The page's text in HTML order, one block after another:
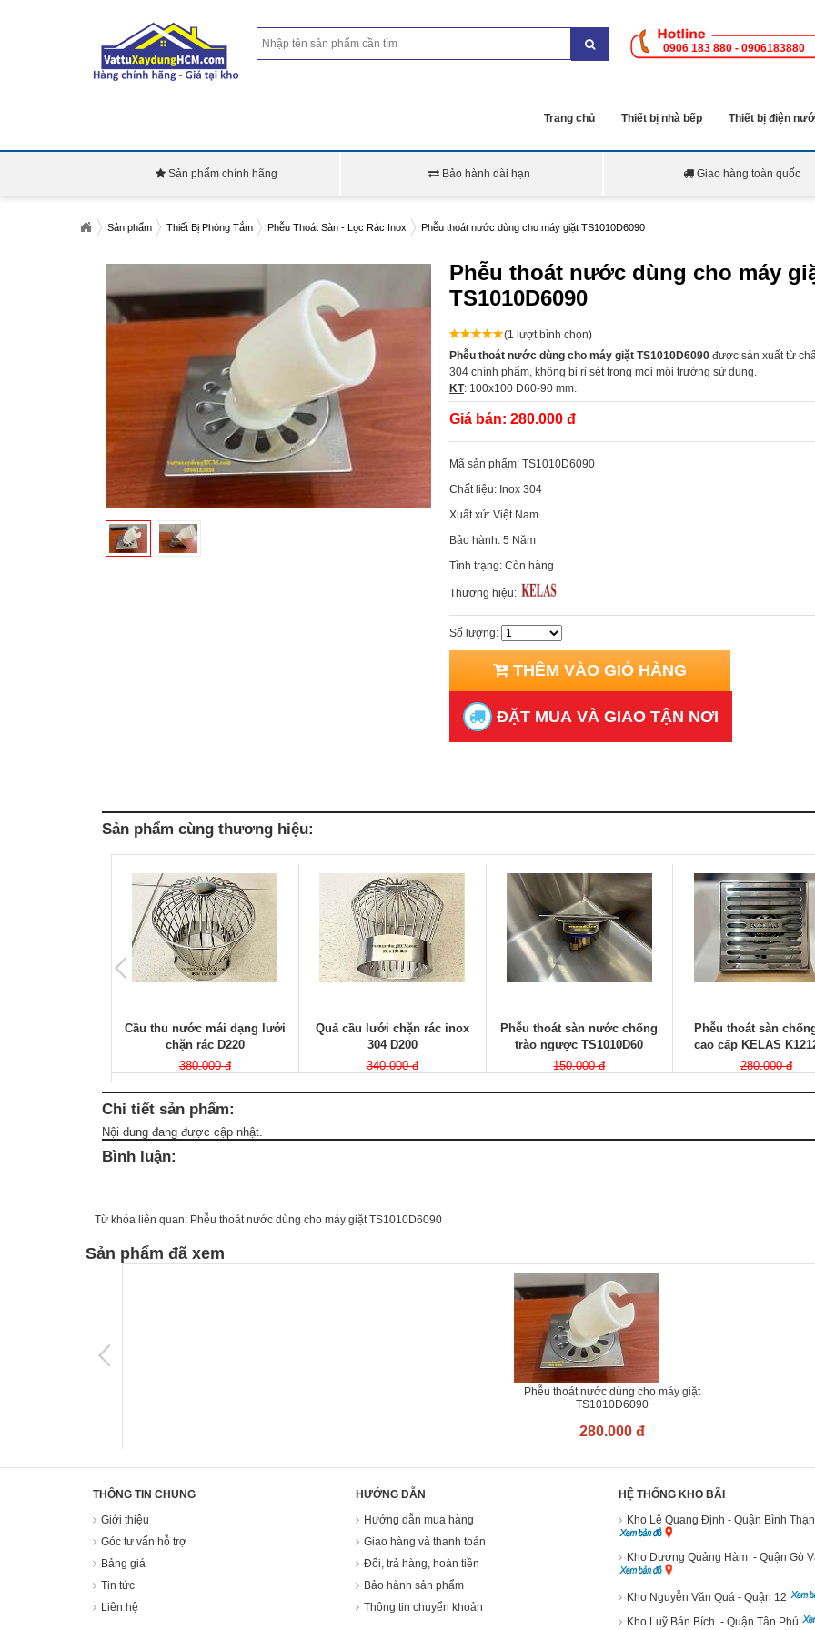
0906 183 880 - 0906183880
Trang chủ Thiết bị nhà bếp Thiết bị điện
Sản phẩm chính hãng Bảo hành dài hạn Giao hàng toàn quốc
Sản phẩm Thiết Bị Phòng Tắm Phễu Thoát Sàn - Lọc Rác Inox Phễu thoát nước dùng cho máy giặt TS1010D6090
Phễu thoát nước dùng cho máy
TS1010D6090
(1 lượt bình chọn)
Phễu thoát nước dùng cho máy giặt TS1010D6090 được sản xuất từ
304 chính phẩm, không bị rỉ sét trong mọi môi trường sử dụng.
KT: 100x100 D60-90 mm.
Giá bán: 280.000 đ
Mã sản phẩm: TS1010D6090
Chất liệu: Inox 304
Xuất xứ: Việt Nam
Bảo hành: 5 Năm
Tình trạng: Còn hàng
Thương hiệu:
Số lượng:
THÊM VÀO GIỎ HÀNG
ĐẶT MUA VÀ GIAO TẬN NƠI
Sản phẩm cùng thương hiệu:
Cầu thu nước mái dạng lưới
chặn rác D220
380.000 đ
Quả cầu lưới chặn rác inox
304 D200
340.000 đ
Phễu thoát sàn nước chống
trào ngược TS1010D60
150.000 đ
Phễu thoát sàn
cao cấp KELAS
280.000 đ
Chi tiết sản phẩm:
Nội dung đang được cập nhật.
Bình luận:
Từ khóa liên quan: Phễu thoát nước dùng cho máy giặt TS1010D6090
Sản phẩm đã xem
Phễu thoát nước dùng cho máy giặt
TS1010D6090
280.000 đ
THÔNG TIN CHUNG
Giới thiệu
Góc tư vấn hỗ trợ
Bảng giá
Tin tức
Liên hệ
HƯỚNG DẪN
Hướng dẫn mua hàng
Giao hàng và thanh toán
Đổi, trả hàng, hoàn tiền
Bảo hành sản phẩm
Thông tin chuyển khoản
HỆ THỐNG KHO BÃI
Kho Lê Quang Định - Quận Bình
Kho Dương Quảng Hàm - Quận Gò
Kho Nguyễn Văn Quá - Quận 12
Kho Luỹ Bán Bích - Quận Tân Phú